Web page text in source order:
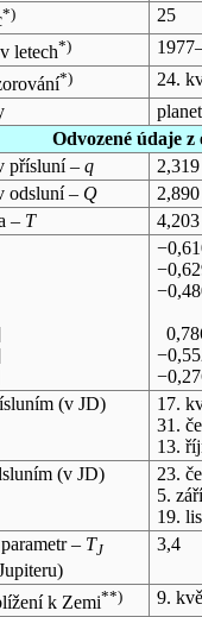
*)
25
letech*)
*)
24.
Odvozené údaje
přísluní –q
odsluní – Q
– T
(vJD)
17.
31.
13.
(vJD)
23.
5.
19.
– TJ 3,4
k Zemi**)
9.